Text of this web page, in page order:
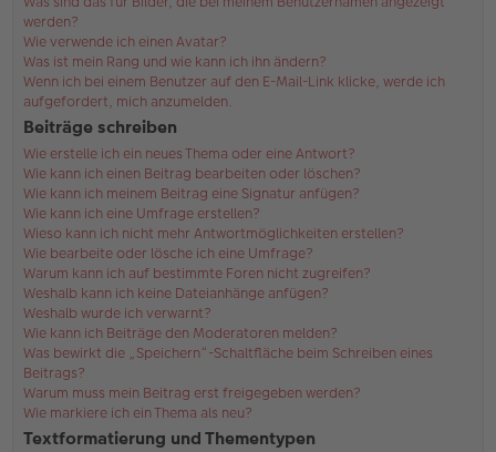
werden?
Wie verwende ich einen Avatar?
Was ist mein Rang und wie kann ich ihn ändern?
Wenn ich bei einem Benutzer auf den E-Mail-Link klicke, werde ich
aufgefordert, mich anzumelden.
Beiträge schreiben
Wie erstelle ich ein neues Thema oder eine Antwort?
Wie kann ich einen Beitrag bearbeiten oder löschen?
Wie kann ich meinem Beitrag eine Signatur anfügen?
Wie kann ich eine Umfrage erstellen?
Wieso kann ich nicht mehr Antwortmöglichkeiten erstellen?
Wie bearbeite oder lösche ich eine Umfrage?
Warum kann ich auf bestimmte Foren nicht zugreifen?
Weshalb kann ich keine Dateianhänge anfügen?
Weshalb wurde ich verwarnt?
Wie kann ich Beiträge den Moderatoren melden?
Was bewirkt die „Speichern“-Schaltfläche beim Schreiben eines
Beitrags?
Warum muss mein Beitrag erst freigegeben werden?
Wie markiere ich ein Thema als neu?
Textformatierung und Thementypen